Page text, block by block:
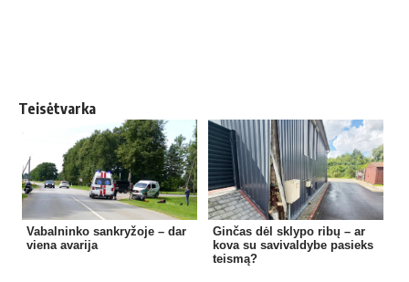
Teisėtvarka
Vabalninko sankryžoje – dar
viena avarija
Ginčas dėl sklypo ribų – ar
kova su savivaldybe pasieks
teismą?